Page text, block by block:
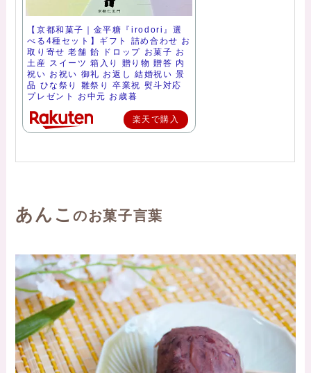
【京都和菓子｜金平糖『irodori』選
べる4種セット】ギフト 詰め合わせ お
取り寄せ 老舗 飴 ドロップ お菓子 お
土産 スイーツ 箱入り 贈り物 贈答 内
祝い お祝い 御礼 お返し 結婚祝い 景
品 ひな祭り 雛祭り 卒業祝 熨斗対応
プレゼント お中元 お歳暮
楽天で購入
あんこのお菓子言葉